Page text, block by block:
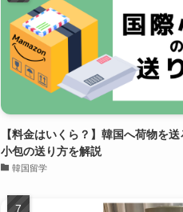
【料金はいくら？】韓国へ荷物を
小包の送り方を解説
韓国留学